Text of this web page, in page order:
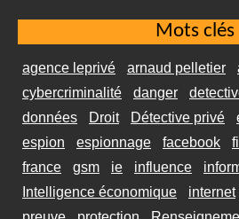
Mots clés
agence leprivé arnaud pelletier
cybercriminalité
danger
données
Droit Détective privé
espion
espionnage facebook
france
gsm ie influence
Intelligence économique
internet